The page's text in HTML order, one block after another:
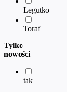
Legutko
Toraf
Tylko
nowości
tak